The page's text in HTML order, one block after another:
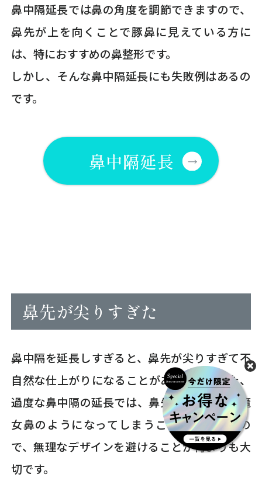
鼻中隔延長では鼻の角度を調節できますので、
鼻先が上を向くことで豚鼻に見えている方に
は、特におすすめの鼻整形です。
しかし、そんな鼻中隔延長にも失敗例はあるの
です。
鼻中隔延長
鼻先が尖りすぎた
鼻中隔を延長しすぎると、鼻先が尖りすぎて不
自然な仕上がりになることがあります。また、
過度な鼻中隔の延長では、鼻先が下を向いて魔
女鼻のようになってしまうこともありますの
で、無理なデザインを避けることが何よりも大
切です。